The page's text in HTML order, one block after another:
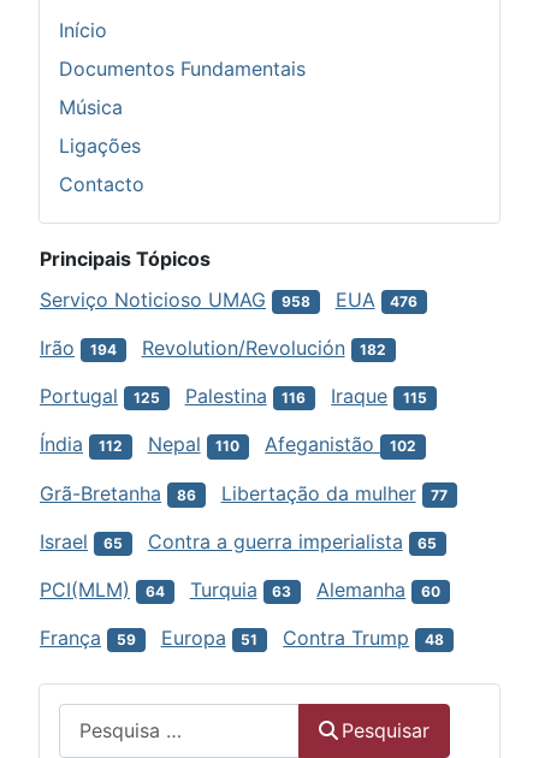
Início
Documentos Fundamentais
Música
Ligações
Contacto
Principais Tópicos
Serviço Noticioso UMAG
958 EUA 476
Irão 194 Revolution/Revolución 182
Portugal 125 Palestina 116 Iraque 115
Índia 112 Nepal 110 Afeganistão 102
Grã-Bretanha 86 Libertação da mulher 77
Israel 65 Contra a guerra imperialista 65
PCI(MLM) 64 Turquia 63 Alemanha 60
França 59 Europa 51 Contra Trump 48
Pesquisar